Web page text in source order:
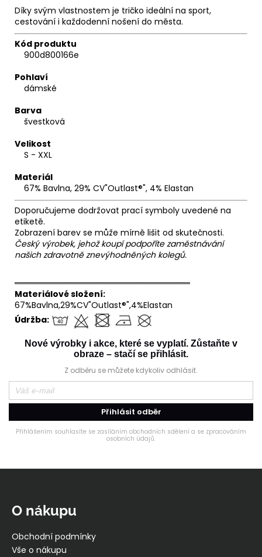
Díky svým vlastnostem je tričko ideální na sport,
cestování i každodenní nošení do města.
Kód produktu
900d800166e
Pohlaví
dámské
Barva
švestková
Velikost
S - XXL
Materiál
67% Bavlna, 29% CV"Outlast®", 4% Elastan
Doporučujeme dodržovat prací symboly uvedené na
etiketě.
Zobrazení barev se může mírně lišit od skutečnosti.
Český výrobek, jehož koupí podpoříte zaměstnávání
našich zdravotně znevýhodněných kolegů.
══════════════════════════════
Materiálové složení:
67%Bavlna,29%CV"Outlast®",4%Elastan
Údržba:
Nové výrobky i akce, které se vyplatí. Zůstaňte v
obraze – stačí se přihlásit.
Z odběru se můžete kdykoliv odhlásit.
Přihlásit odběr
Přihlášením souhlasíte se zasíláním obchodních sdělení a se zpracováním
osobních údajů.
O nákupu
Obchodní podmínky
Vše o nákupu